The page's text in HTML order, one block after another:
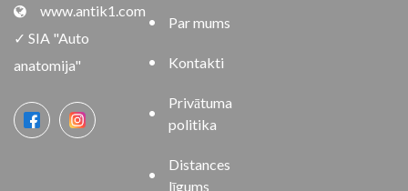
www.antik1.com
✓ SIA "Auto
anatomija"
Par mums
Kontakti
Privātuma
politika
Distances
līgums